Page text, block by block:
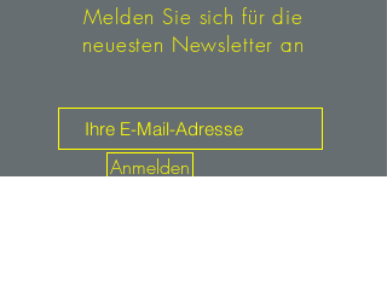
Melden Sie sich für die
neuesten Newsletter an
Anmelden